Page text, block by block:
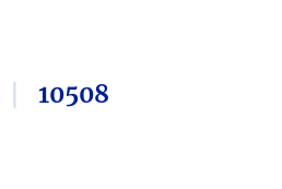
10508